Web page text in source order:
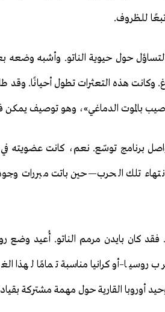
للظروف.
حول حيوية الناتو. وأشبه وضعه
وكانت هذه التعثرات تطول أحيانًا. وقد
بالموت الدماغي»، وهو توصيف يمكن
برنامج توسّع. نعم، كانت عضويته
تلك الحرب—حين باتت مبررات
فقد كان بايدن مرمم الناتو. أُعيد
روسيا–أوكرانيا مناسبة تمامًا
أوروبا القارية حول مهمة مشتركة